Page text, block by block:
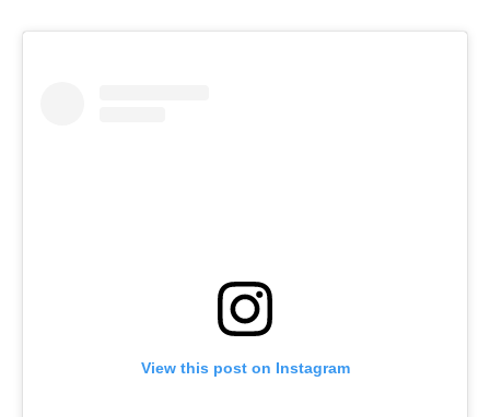
View this post on Instagram